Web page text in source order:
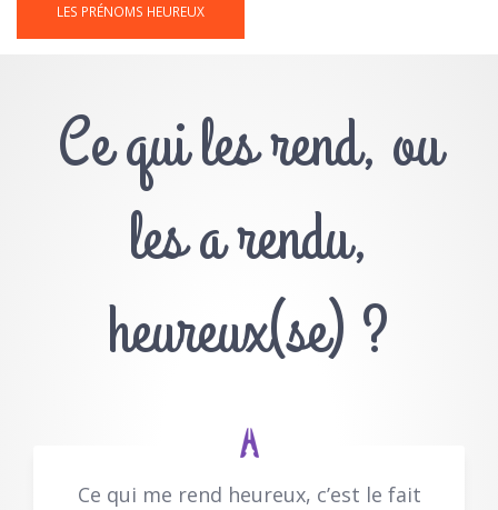
LES PRÉNOMS HEUREUX
Ce qui les rend, ou
les a rendu,
heureux(se) ?
Ce qui me rend heureux, c’est le fait